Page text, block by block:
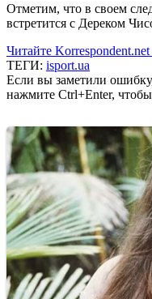
Отметим, что в своем
встретится с Дереком
Читайте
ТЕГИ: isport.ua
Если вы заметили
нажмите Ctrl+Enter,